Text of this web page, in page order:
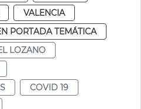
VALENCIA
PORTADA TEMÁTICA
LOZANO
COVID 19